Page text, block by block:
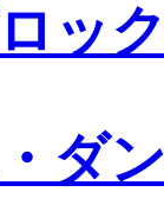
ッ
ダ